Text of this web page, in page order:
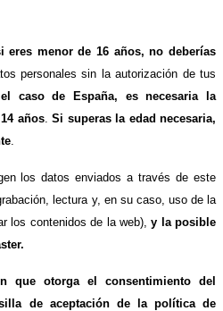
eres menor de 16 años, no deberías
personales sin la autorización de tus
caso de España, es necesaria la
años.Si superas la edad necesaria,
los datos enviados a través de este
lectura y, en su caso, uso de la
los contenidos de la web),y la posible
que otorga el consentimiento del
de aceptación de la política de